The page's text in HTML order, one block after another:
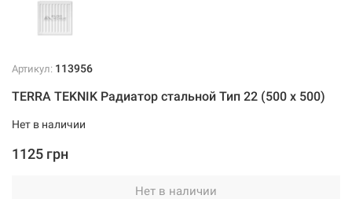
Артикул: 113956
TERRA TEKNIK Радиатор стальной Тип 22 (500 x 500)
Нет в наличии
1125 грн
Нет в наличии